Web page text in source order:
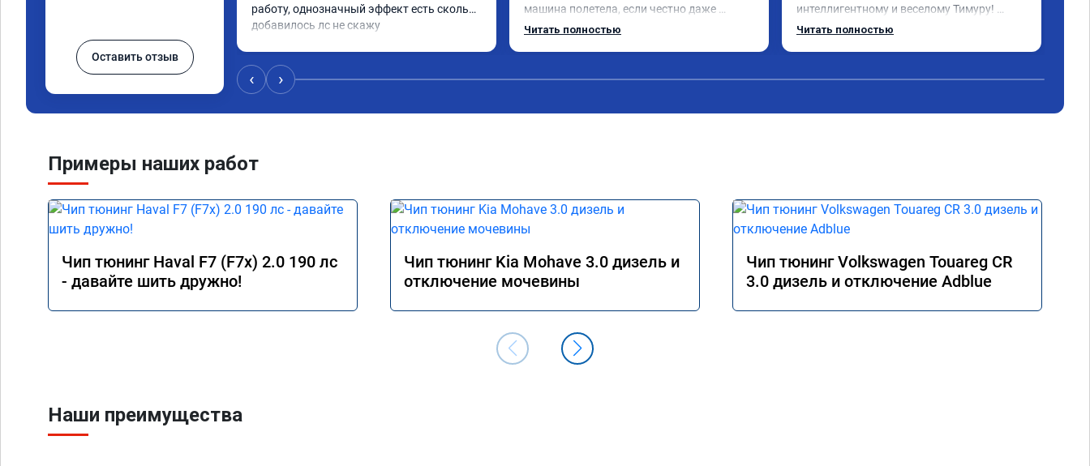
Оставить отзыв
работу, однозначный эффект есть сколько
добавилось лс не скажу
машина полетела, если честно даже
страшно было, спасибо огромное. Ну и за
Читать полностью
интеллигентному и веселому Тимуру!
Ребята профессионалы! Lexus GX-460
Читать полностью
‹ ›
Примеры наших работ
Чип тюнинг Haval F7 (F7x) 2.0 190 лс
- давайте шить дружно!
Чип тюнинг Kia Mohave 3.0 дизель и
отключение мочевины
Чип тюнинг Volkswagen Touareg CR
3.0 дизель и отключение Adblue
Наши преимущества